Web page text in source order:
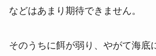
などはあまり期待できません。
そのうちに餌が弱り、やがて海底